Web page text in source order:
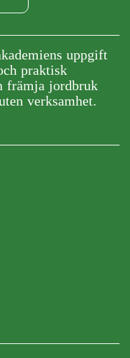
uppgift
praktisk
främja jordbruk
verksamhet.